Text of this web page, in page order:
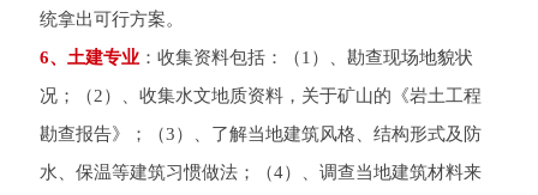
统拿出可行方案。
6、土建专业：收集资料包括：（1）、勘查现场地貌状
况；（2）、收集水文地质资料，关于矿山的《岩土工程
勘查报告》；（3）、了解当地建筑风格、结构形式及防
水、保温等建筑习惯做法；（4）、调查当地建筑材料来